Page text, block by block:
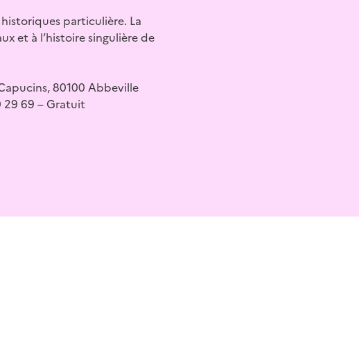
particulière. La
et à l’histoire singulière de
80100 Abbeville
29 69 – Gratuit